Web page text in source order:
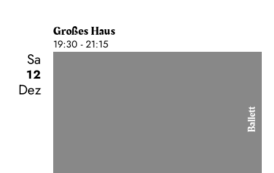
Großes Haus
19:30 - 21:15
Sa
12
Dez
Ballett